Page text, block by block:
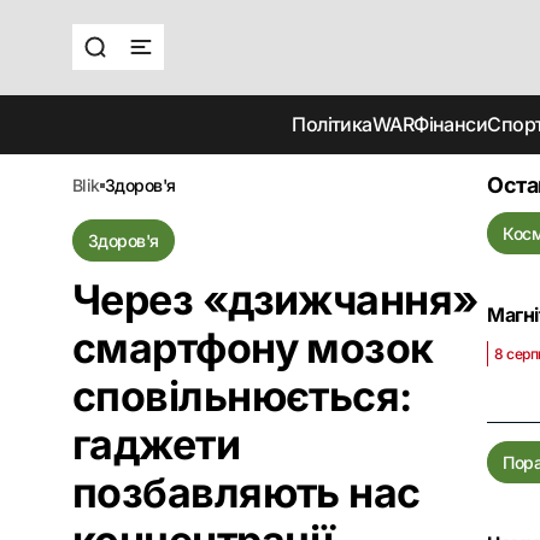
ПолітикаWARФінанси
blik здоров'я
Здоров'я
Через «дзижчання»
смартфону мозок
сповільнюється:
гаджети
позбавляють нас
8